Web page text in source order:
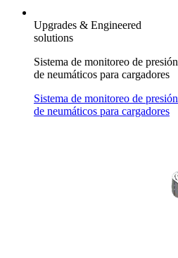
Upgrades & Engineered
solutions
Sistema de monitoreo de presión
de neumáticos para cargadores
Sistema de monitoreo de presión
de neumáticos para cargadores